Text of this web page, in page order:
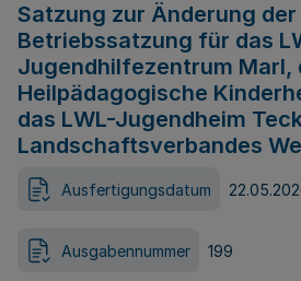
Satzung zur Änderung der
Betriebssatzung für das
Jugendhilfezentrum Marl,
Heilpädagogische
das LWL-Jugendheim
Landschaftsverbandes
Ausfertigungsdatum
Ausgabennummer 199